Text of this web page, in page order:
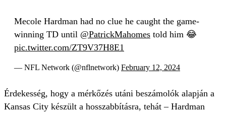
Mecole Hardman had no clue he caught the game-
winning TD until @PatrickMahomes told him 😂
pic.twitter.com/ZT9V37H8E1
— NFL Network (@nflnetwork) February 12, 2024
Érdekesség, hogy a mérkőzés utáni beszámolók alapján a
Kansas City készült a hosszabbításra, tehát – Hardman